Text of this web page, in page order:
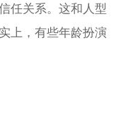
任关系。这和人型
上，有些年龄扮演